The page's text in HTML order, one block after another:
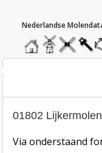
homemolendatabase
inzend-formulier
01802
Via onderstaand